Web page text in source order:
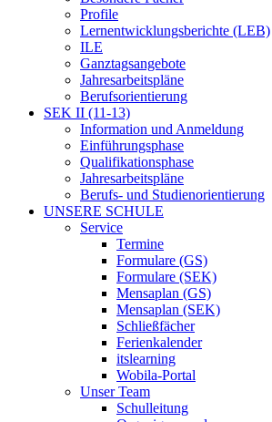
Profile
Lernentwicklungsberichte (LEB)
ILE
Ganztagsangebote
Jahresarbeitspläne
Berufsorientierung
SEK II (11-13)
Information und Anmeldung
Einführungsphase
Qualifikationsphase
Jahresarbeitspläne
Berufs- und Studienorientierung
UNSERE SCHULE
Service
Termine
Formulare (GS)
Formulare (SEK)
Mensaplan (GS)
Mensaplan (SEK)
Schließfächer
Ferienkalender
itslearning
Wobila-Portal
Unser Team
Schulleitung